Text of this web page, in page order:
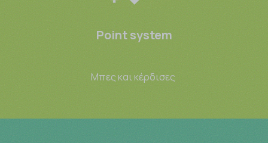
Point system
Μπες και κέρδισες